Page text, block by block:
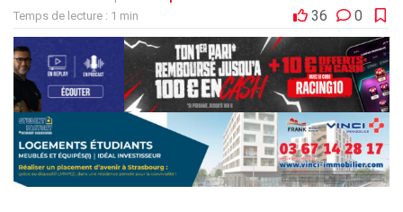
Temps de lecture : 1 min
36 0